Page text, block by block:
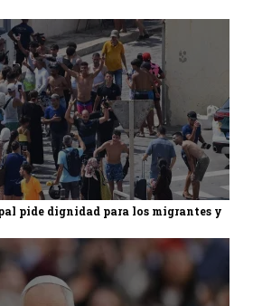
pide dignidad para los migrantes y